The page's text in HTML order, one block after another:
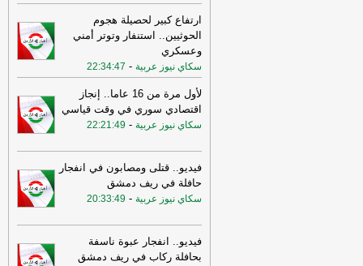
ارتفاع كبير لحصيلة هجوم
الحوثيين.. استنفار وتوتر أمني
وعسكري
سكاي نيوز عربية -
22:34:47
لأول مرة من 16 عاما.. إنجاز
اقتصادي سوري في وقت قياسي
سكاي نيوز عربية -
22:21:49
فيديو.. قتلى ومصابون في انفجار
حافلة في ريف دمشق
سكاي نيوز عربية -
20:33:49
فيديو.. انفجار عبوة ناسفة
بحافلة ركاب في ريف دمشق